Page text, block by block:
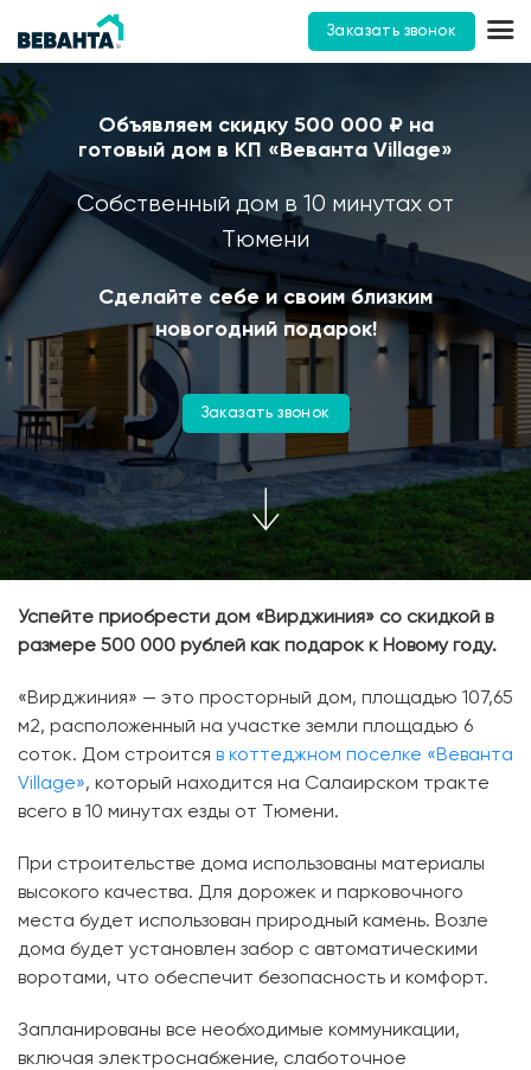
Заказать звонок
Объявляем скидку 500 000 ₽ на
готовый дом в КП «Веванта Village»
Собственный дом в 10 минутах от
Тюмени
Сделайте себе и своим близким
новогодний подарок!
Заказать звонок
Успейте приобрести дом «Вирджиния» со скидкой в
размере 500 000 рублей как подарок к Новому году.
«Вирджиния» — это просторный дом, площадью 107,65
м2, расположенный на участке земли площадью 6
соток. Дом строится в коттеджном поселке «Веванта
Village», который находится на Салаирском тракте
всего в 10 минутах езды от Тюмени.
При строительстве дома использованы материалы
высокого качества. Для дорожек и парковочного
места будет использован природный камень. Возле
дома будет установлен забор с автоматическими
воротами, что обеспечит безопасность и комфорт.
Запланированы все необходимые коммуникации,
включая электроснабжение, слаботочное